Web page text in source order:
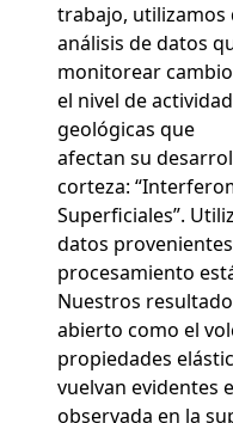
trabajo, utilizamos
análisis de datos
monitorear
el nivel de
geológicas que
afectan su
corteza:
Superficiales”.
datos
procesamiento
Nuestros
abierto como el
propiedades
vuelvan evidentes
observada en la